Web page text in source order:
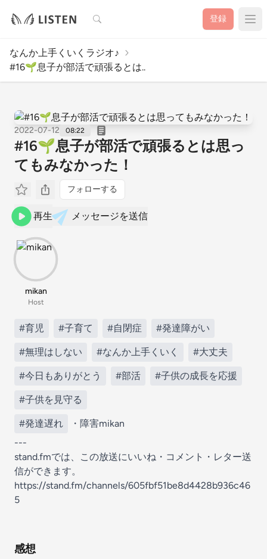
検索 登録
なんか上手くいくラジオ♪
#16🌱息子が部活で頑張るとは..
2022-07-12 08:22
#16🌱息子が部活で頑張るとは思っ
てもみなかった！
フォローする
再生 メッセージを送信
mikan
Host
#育児 #子育て #自閉症 #発達障がい
#無理はしない #なんか上手くいく #大丈夫
#今日もありがとう #部活 #子供の成長を応援
#子供を見守る
#発達遅れ
・障害mikan
---
stand.fmでは、この放送にいいね・コメント・レター送
信ができます。
https://stand.fm/channels/605fbf51be8d4428b936c46
5
感想